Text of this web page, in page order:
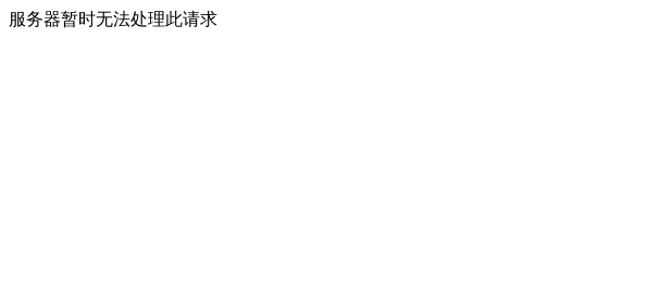
服务器暂时无法处理此请求